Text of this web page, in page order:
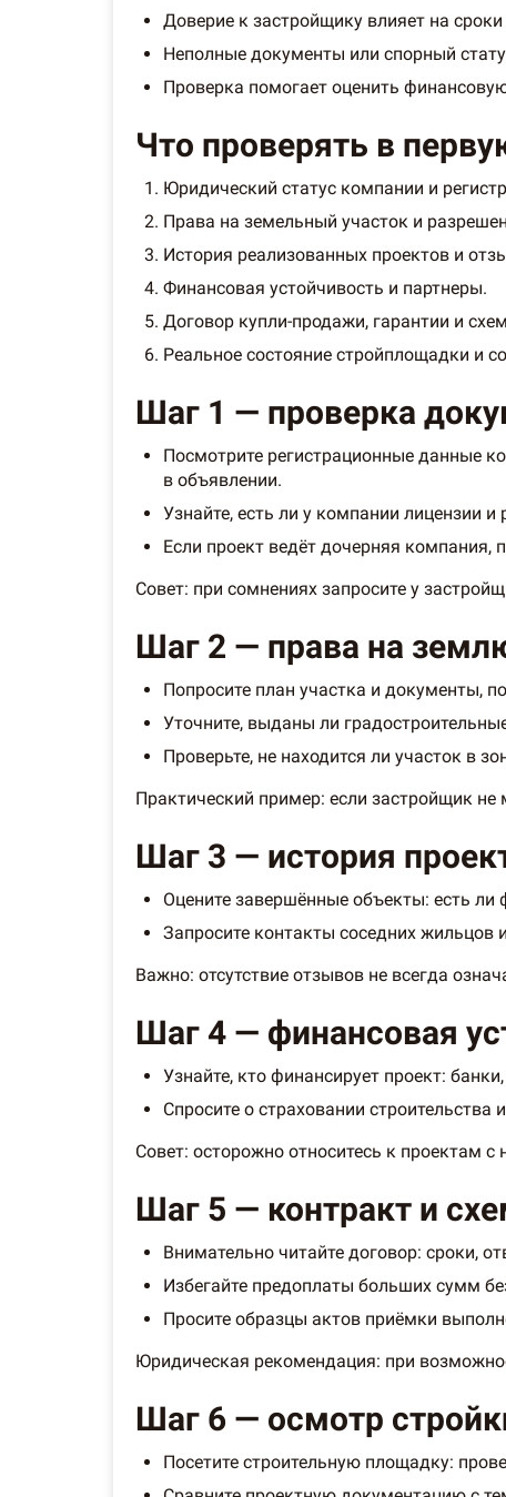
Доверие к застройщику влияет на
Неполные документы или спорный
Проверка помогает оценить
Что проверять в
Юридический статус компании и
Права на земельный участок и
История реализованных проектов и
Финансовая устойчивость и партнеры.
Договор купли-продажи, гарантии и
Реальное состояние стройплощадки и
Шаг 1 — проверка
Посмотрите регистрационные данные
в объявлении.
Узнайте, есть ли у компании лицензии
Если проект ведёт дочерняя компания,
Совет: при сомнениях запросите у
Шаг 2 — права на
Попросите план участка и документы,
Уточните, выданы ли
Проверьте, не находится ли участок в
Практический пример: если застройщик
Шаг 3 — история
Оцените завершённые объекты: есть
Запросите контакты соседних
Важно: отсутствие отзывов не всегда
Шаг 4 — финансовая
Узнайте, кто финансирует проект:
Спросите о страховании
Совет: осторожно относитесь к проектам
Шаг 5 — контракт и
Внимательно читайте договор: сроки,
Избегайте предоплаты больших сумм
Просите образцы актов приёмки
Юридическая рекомендация: при
Шаг 6 — осмотр
Посетите строительную площадку: